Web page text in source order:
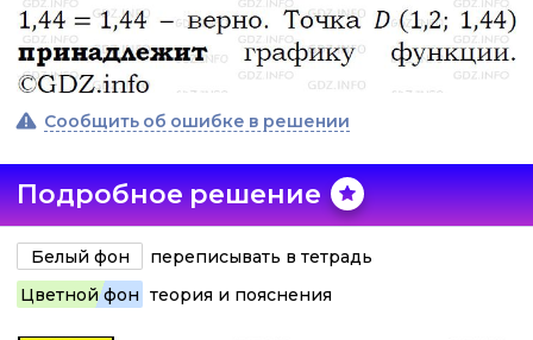
Сообщить об ошибке в решении
Подробное решение
Белый фон
переписывать в тетрадь
Цветной фон теория и пояснения